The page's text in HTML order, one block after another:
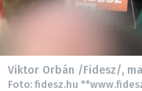
Viktor Orbán /Fidesz/,
Foto: fidesz.hu